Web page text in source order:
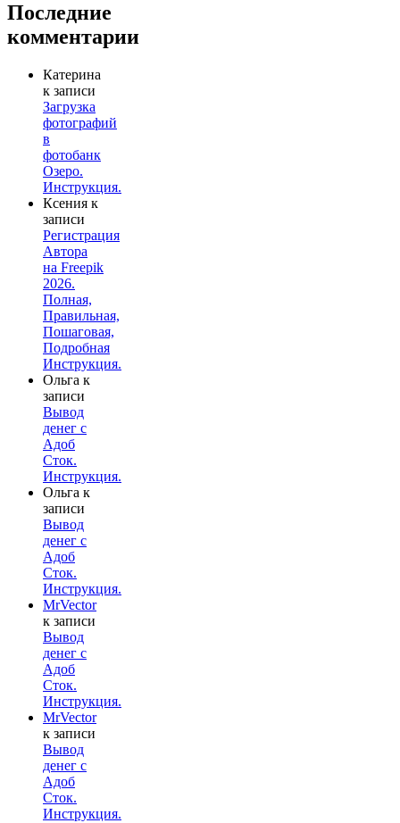
Последние
комментарии
Катерина
к записи
Загрузка
фотографий
в
фотобанк
Озеро.
Инструкция.
Ксения к
записи
Регистрация
Автора
на Freepik
2026.
Полная,
Правильная,
Пошаговая,
Подробная
Инструкция.
Ольга к
записи
Вывод
денег с
Адоб
Сток.
Инструкция.
Ольга к
записи
Вывод
денег с
Адоб
Сток.
Инструкция.
MrVector
к записи
Вывод
денег с
Адоб
Сток.
Инструкция.
MrVector
к записи
Вывод
денег с
Адоб
Сток.
Инструкция.